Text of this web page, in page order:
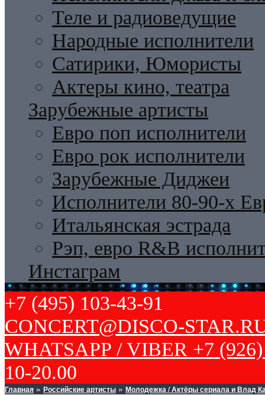
Теле и радиоведущие
Народные исполнители
Сатирики, Юмористы
Актеры кино, театра
Зарубежные артисты
Евро поп исполнители
Евро рок исполнители
Зарубежные Диджеи
Исполнители 80-90-х
Итальянская эстрада
Рэп, евро R&B
Инстаграм
+7 (495) 103-43-91
CONCERT@DISCO-
WHATSAPP / VIBER +7
10-20.00
Главная » Российские артисты » Молодежка / Актёры сериала и Влад